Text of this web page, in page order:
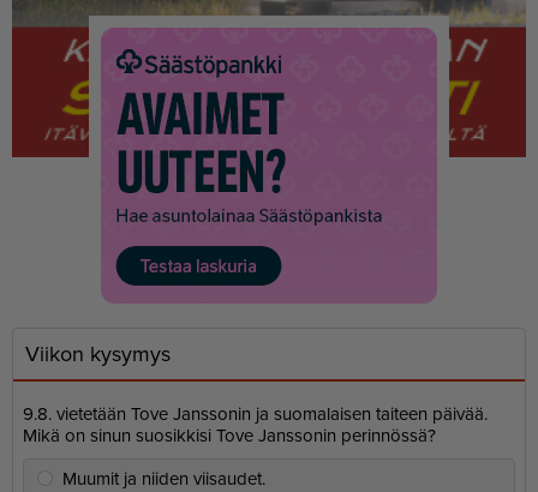
Viikon kysymys
9.8. vietetään Tove Janssonin ja suomalaisen taiteen päivää.
Mikä on sinun suosikkisi Tove Janssonin perinnössä?
Muumit ja niiden viisaudet.